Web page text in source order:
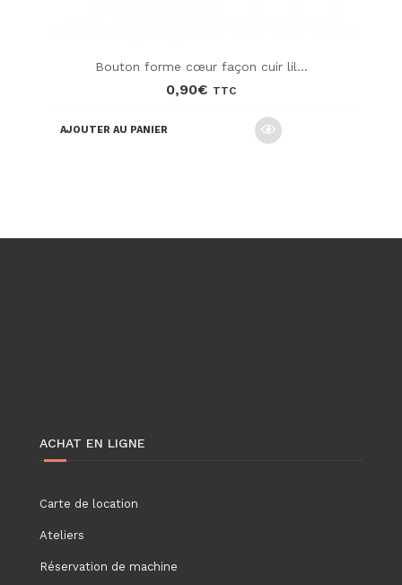
Bouton forme cœur façon cuir lil...
0,90€ TTC
AJOUTER AU PANIER
ACHAT EN LIGNE
Carte de location
Ateliers
Réservation de machine